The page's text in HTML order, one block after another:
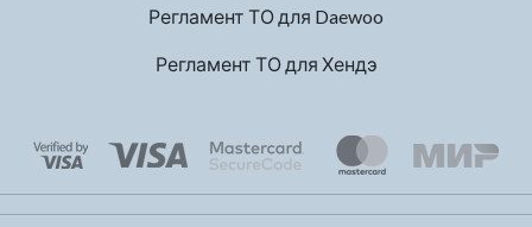
Регламент ТО для Daewoo
Регламент ТО для Хендэ